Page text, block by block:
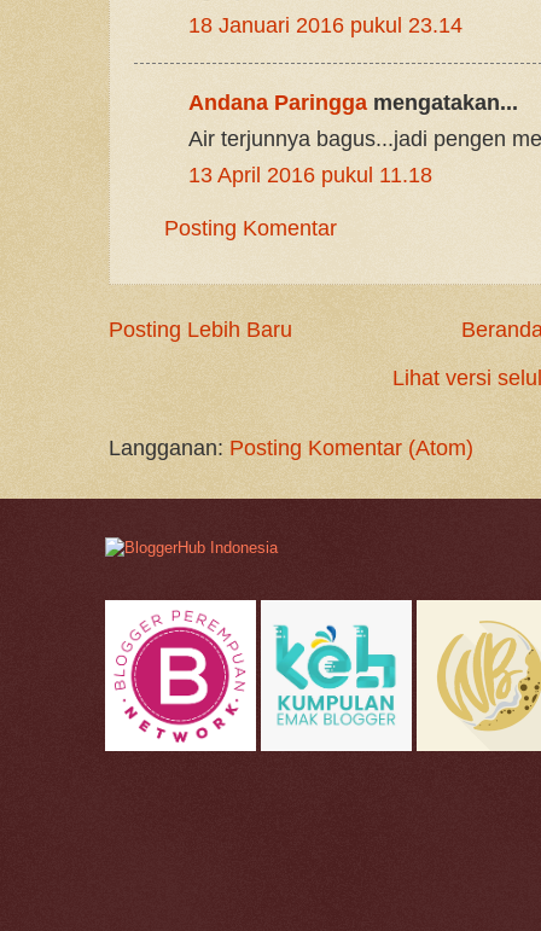
18 Januari 2016 pukul 23.14
Andana Paringgamengatakan...
Air terjunnya bagus...jadi pengen
13 April 2016 pukul 11.18
Posting Komentar
Posting Lebih Baru
Lihat versi
Langganan: Posting Komentar (Atom)